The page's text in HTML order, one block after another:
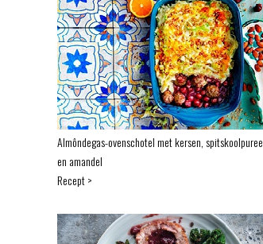
Almôndegas-ovenschotel met kersen, spitskoolpuree
en amandel
Recept >